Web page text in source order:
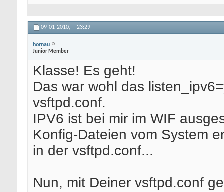
09-01-2010, 23:29
hornau
Junior Member
Klasse! Es geht!
Das war wohl das
vsftpd.conf.
IPV6 ist bei mir im WIF
Konfig-Dateien vom System
in der vsftpd.conf...
Nun, mit Deiner vsftpd.conf